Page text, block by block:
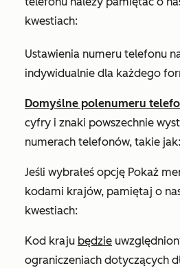
kwestiach:
Ustawienia numeru telefonu
indywidualnie dla każdego
Domyślne polenumeru
cyfry i znaki powszechnie
numerach telefonów, takie jak:
Jeśli wybrałeś opcję Pokaż
kodami krajów, pamiętaj o
kwestiach:
Kod kraju będzie
ograniczeniach dotyczących